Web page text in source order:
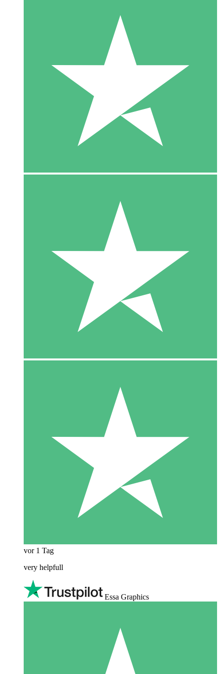
vor 1 Tag
very helpfull
Essa Graphics